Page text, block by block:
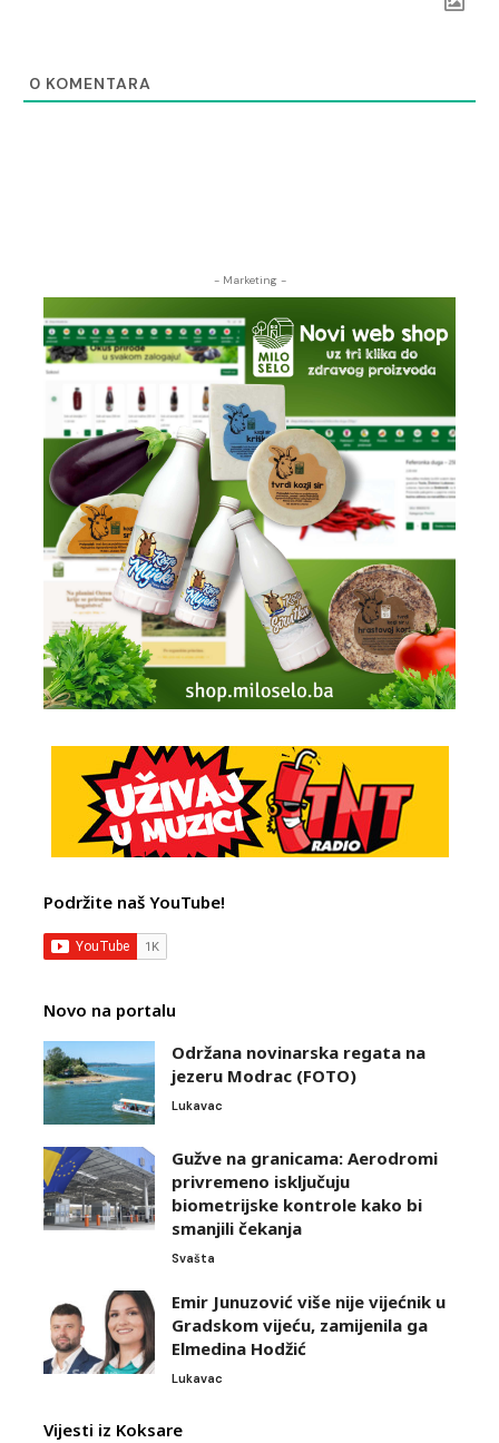
0 KOMENTARA
- Marketing -
Podržite naš YouTube!
Novo na portalu
Održana novinarska regata na
jezeru Modrac (FOTO)
Lukavac
Gužve na granicama: Aerodromi
privremeno isključuju
biometrijske kontrole kako bi
smanjili čekanja
Svašta
Emir Junuzović više nije vijećnik u
Gradskom vijeću, zamijenila ga
Elmedina Hodžić
Lukavac
Vijesti iz Koksare